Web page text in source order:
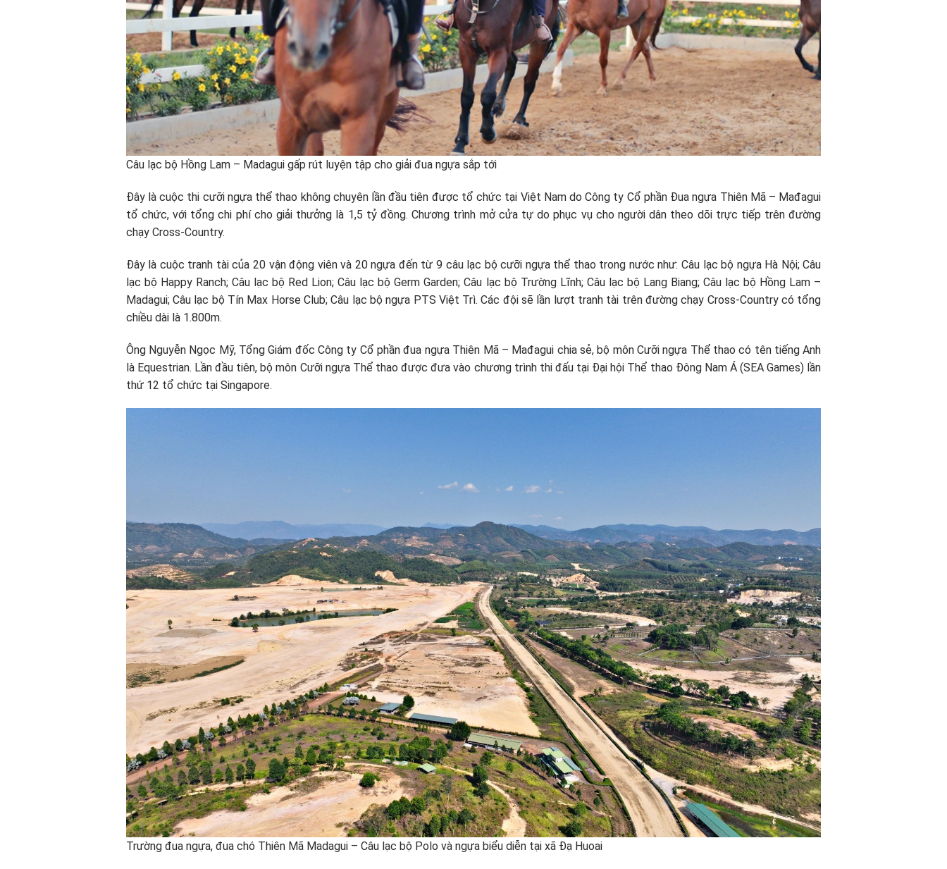
Câu lạc bộ Hồng Lam – Madagui gấp rút luyện tập cho giải đua ngựa sắp tới
Đây là cuộc thi cưỡi ngựa thể thao không chuyên lần đầu tiên được tổ chức tại Việt Nam do Công ty Cổ phần Đua ngựa Thiên Mã – Mađagui
tổ chức, với tổng chi phí cho giải thưởng là 1,5 tỷ đồng. Chương trình mở cửa tự do phục vụ cho người dân theo dõi trực tiếp trên đường
chạy Cross-Country.
Đây là cuộc tranh tài của 20 vận động viên và 20 ngựa đến từ 9 câu lạc bộ cưỡi ngựa thể thao trong nước như: Câu lạc bộ ngựa Hà Nội; Câu
lạc bộ Happy Ranch; Câu lạc bộ Red Lion; Câu lạc bộ Germ Garden; Câu lạc bộ Trường Lĩnh; Câu lạc bộ Lang Biang; Câu lạc bộ Hồng Lam –
Madagui; Câu lạc bộ Tín Max Horse Club; Câu lạc bộ ngựa PTS Việt Trì. Các đội sẽ lần lượt tranh tài trên đường chạy Cross-Country có tổng
chiều dài là 1.800m.
Ông Nguyễn Ngọc Mỹ, Tổng Giám đốc Công ty Cổ phần đua ngựa Thiên Mã – Mađagui chia sẻ, bộ môn Cưỡi ngựa Thể thao có tên tiếng Anh
là Equestrian. Lần đầu tiên, bộ môn Cưỡi ngựa Thể thao được đưa vào chương trình thi đấu tại Đại hội Thể thao Đông Nam Á (SEA Games) lần
thứ 12 tổ chức tại Singapore.
Trường đua ngựa, đua chó Thiên Mã Madagui – Câu lạc bộ Polo và ngựa biểu diễn tại xã Đạ Huoai